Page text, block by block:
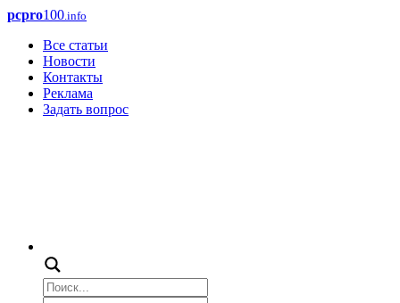
pcpro100.info
Все статьи
Новости
Контакты
Реклама
Задать вопрос